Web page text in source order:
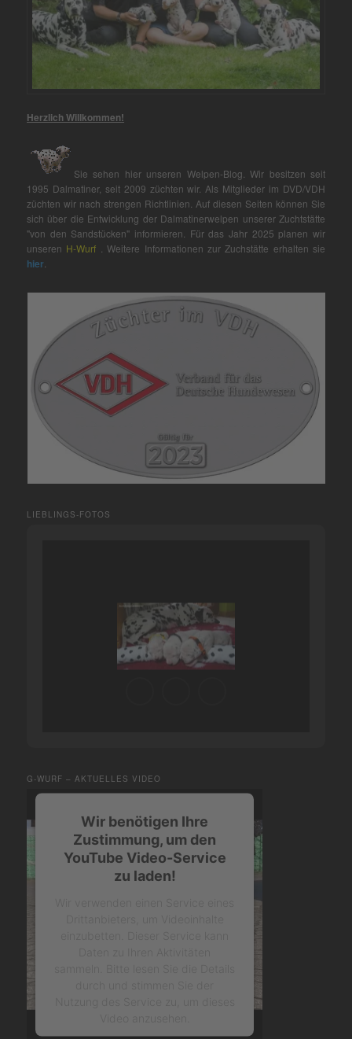
Herzlich Willkommen!
Sie sehen hier unseren Welpen-Blog. Wir besitzen seit
1995 Dalmatiner, seit 2009 züchten wir. Als Mitglieder im DVD/VDH
züchten wir nach strengen Richtlinien. Auf diesen Seiten können Sie
sich über die Entwicklung der Dalmatinerwelpen unserer Zuchtstätte
"von den Sandstücken" informieren. Für das Jahr 2025 planen wir
unseren H-Wurf . Weitere Informationen zur Zuchstätte erhalten sie
hier.
LIEBLINGS-FOTOS
G-WURF – AKTUELLES VIDEO
Wir benötigen Ihre
Zustimmung, um den
YouTube Video-Service
zu laden!